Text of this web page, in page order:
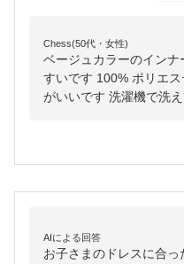
Chess(50代・女性)
ベージュカラーのイン
すいです 100% ポリエ
がいいです 洗濯機で洗
AIによる回答
お子さまのドレスに合